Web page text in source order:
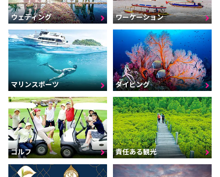
ウェディング ワーケーション
マリンスポーツ ダイビング
ゴルフ 責任ある観光